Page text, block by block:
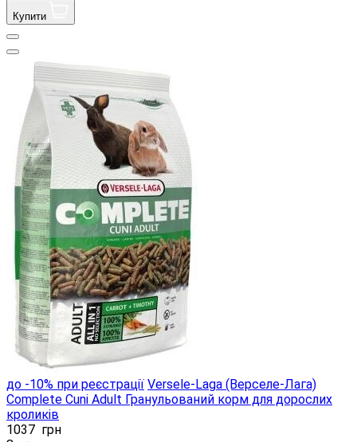
Купити
до -10% при реєстрації Versele-Laga (Верселе-Лага)
Complete Cuni Adult Гранульований корм для дорослих
кроликів
1037 грн